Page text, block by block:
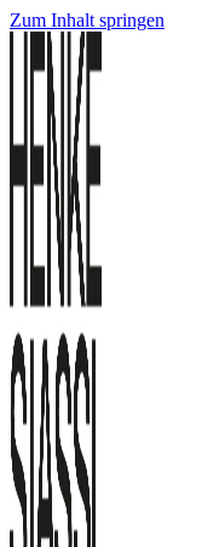
Zum Inhalt springen